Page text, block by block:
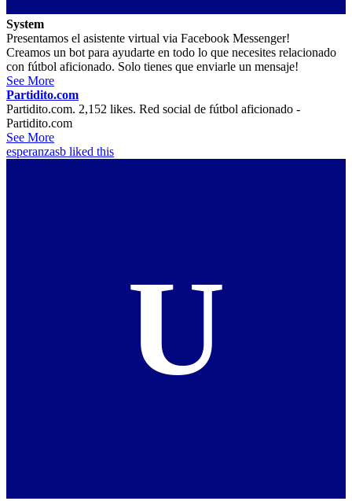
System
Presentamos el asistente virtual via Facebook Messenger!
Creamos un bot para ayudarte en todo lo que necesites relacionado
con fútbol aficionado. Solo tienes que enviarle un mensaje!
See More
Partidito.com
Partidito.com. 2,152 likes. Red social de fútbol aficionado -
Partidito.com
See More
esperanzasb liked this
U